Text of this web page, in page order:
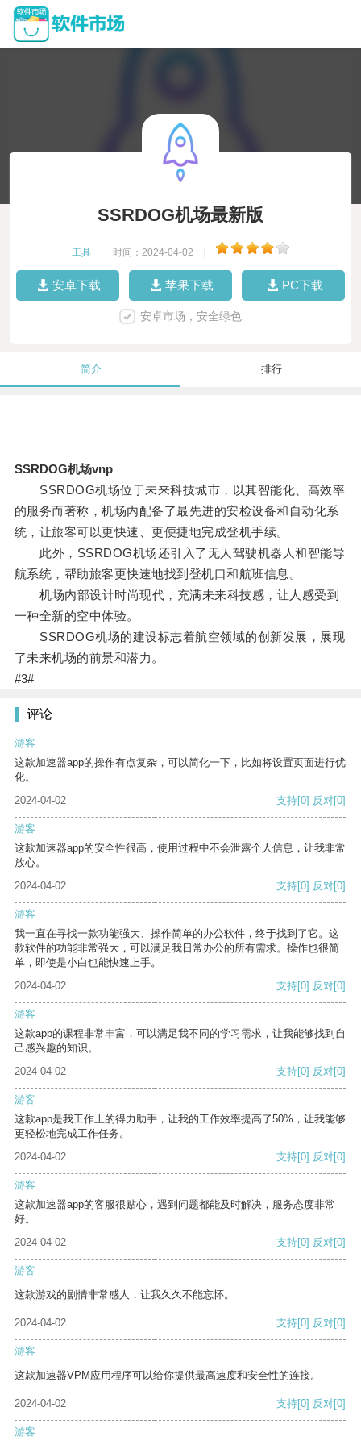
SSRDOG机场最新版
工具 时间：2024-04-02
安卓下载 苹果下载 PC下载
安卓市场，安全绿色
简介 排行
SSRDOG机场vnp
SSRDOG机场位于未来科技城市，以其智能化、高效率
的服务而著称，机场内配备了最先进的安检设备和自动化系
统，让旅客可以更快速、更便捷地完成登机手续。
此外，SSRDOG机场还引入了无人驾驶机器人和智能导
航系统，帮助旅客更快速地找到登机口和航班信息。
机场内部设计时尚现代，充满未来科技感，让人感受到
一种全新的空中体验。
SSRDOG机场的建设标志着航空领域的创新发展，展现
了未来机场的前景和潜力。
#3#
评论
游客
这款加速器app的操作有点复杂，可以简化一下，比如将设置页面进行优
化。
2024-04-02
支持[0] 反对[0]
游客
这款加速器app的安全性很高，使用过程中不会泄露个人信息，让我非常
放心。
2024-04-02
支持[0] 反对[0]
游客
我一直在寻找一款功能强大、操作简单的办公软件，终于找到了它。这
款软件的功能非常强大，可以满足我日常办公的所有需求。操作也很简
单，即使是小白也能快速上手。
2024-04-02
支持[0] 反对[0]
游客
这款app的课程非常丰富，可以满足我不同的学习需求，让我能够找到自
己感兴趣的知识。
2024-04-02
支持[0] 反对[0]
游客
这款app是我工作上的得力助手，让我的工作效率提高了50%，让我能够
更轻松地完成工作任务。
2024-04-02
支持[0] 反对[0]
游客
这款加速器app的客服很贴心，遇到问题都能及时解决，服务态度非常
好。
2024-04-02
支持[0] 反对[0]
游客
这款游戏的剧情非常感人，让我久久不能忘怀。
2024-04-02 支持[0] 反对[0]
游客
这款加速器VPM应用程序可以给你提供最高速度和安全性的连接。
2024-04-02 支持[0] 反对[0]
游客